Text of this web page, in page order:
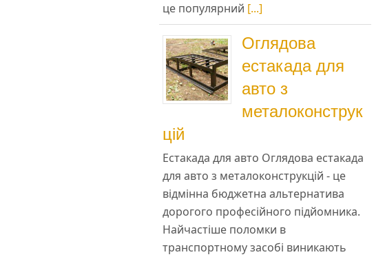
це популярний [...]
Оглядова
естакада для
авто з
металоконструк
цій
Естакада для авто Оглядова естакада
для авто з металоконструкцій - це
відмінна бюджетна альтернатива
дорогого професійного підйомника.
Найчастіше поломки в
транспортному засобі виникають